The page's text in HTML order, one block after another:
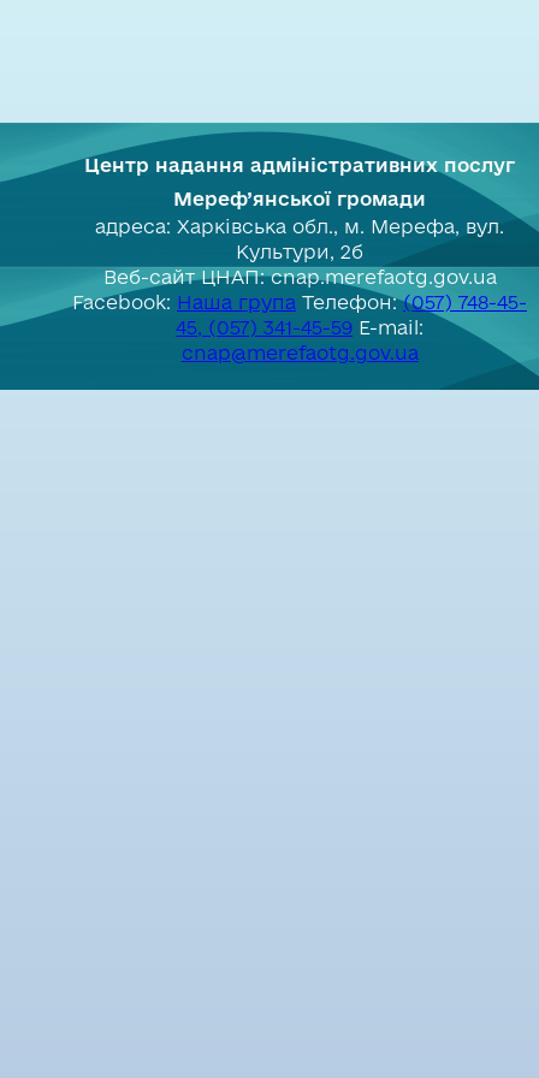
Центр надання адміністративних послуг
Мереф’янської громади
адреса: Харківська обл., м. Мерефа, вул.
Культури, 2б
Веб-сайт ЦНАП: cnap.merefaotg.gov.ua
Facebook: Наша група Телефон:(057) 748-45-
45, (057) 341-45-59 E-mail:
cnap@merefaotg.gov.ua